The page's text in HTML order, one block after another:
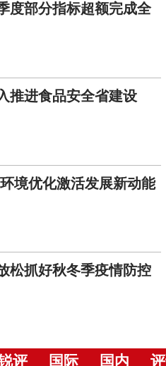
度部分指标超额完成全
推进食品安全省建设
境优化激活发展新动能
松抓好秋冬季疫情防控
评 国际 国内